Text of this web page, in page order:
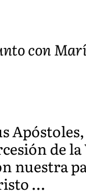
con
de
nuestra
…